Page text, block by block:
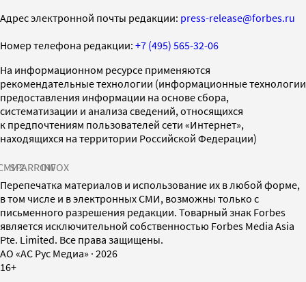
Адрес электронной почты редакции: press-release@forbes.ru
Номер телефона редакции: +7 (495) 565-32-06
На информационном ресурсе применяются
рекомендательные технологии (информационные технологии
предоставления информации на основе сбора,
систематизации и анализа сведений, относящихся
к предпочтениям пользователей сети «Интернет»,
находящихся на территории Российской Федерации)
SPARROWINFOX
Перепечатка материалов и использование их в любой форме,
в том числе и в электронных СМИ, возможны только с
письменного разрешения редакции. Товарный знак Forbes
является исключительной собственностью Forbes Media Asia
Pte. Limited. Все права защищены.
AO «АС Рус Медиа» · 2026
16+